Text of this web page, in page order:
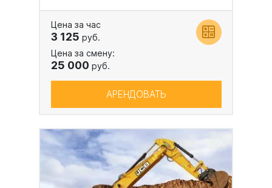
Цена за час
3 125 руб.
Цена за смену:
25 000 руб.
АРЕНДОВАТЬ